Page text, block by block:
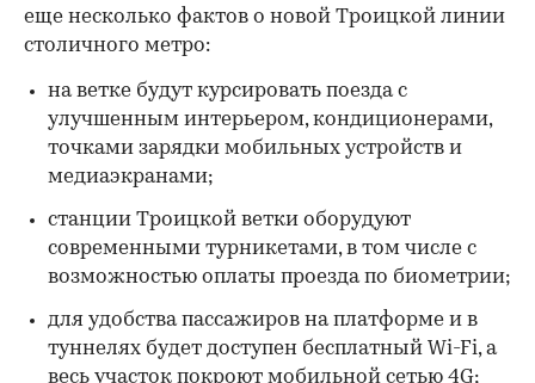
еще несколько фактов о новой Троицкой линии
столичного метро:
на ветке будут курсировать поезда с
улучшенным интерьером, кондиционерами,
точками зарядки мобильных устройств и
медиаэкранами;
станции Троицкой ветки оборудуют
современными турникетами, в том числе с
возможностью оплаты проезда по биометрии;
для удобства пассажиров на платформе и в
туннелях будет доступен бесплатный Wi-Fi, а
весь участок покроют мобильной сетью 4G;